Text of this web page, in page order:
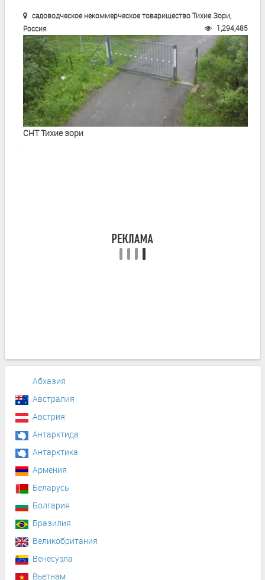
садоводческое некоммерческое товарищество Тихие Зори,
Россия
1,294,485
СНТ Тихие зори
Абхазия
Австралия
Австрия
Антарктида
Антарктика
Армения
Беларусь
Болгария
Бразилия
Великобритания
Венесуэла
Вьетнам